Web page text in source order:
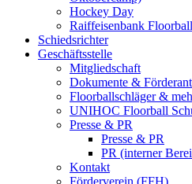
Hockey Day
Raiffeisenbank
Schiedsrichter
Geschäftsstelle
Mitgliedschaft
Dokumente &
Floorballschläger &
UNIHOC Floorball
Presse & PR
Presse & PR
PR (interner
Kontakt
Förderverein (FFH)